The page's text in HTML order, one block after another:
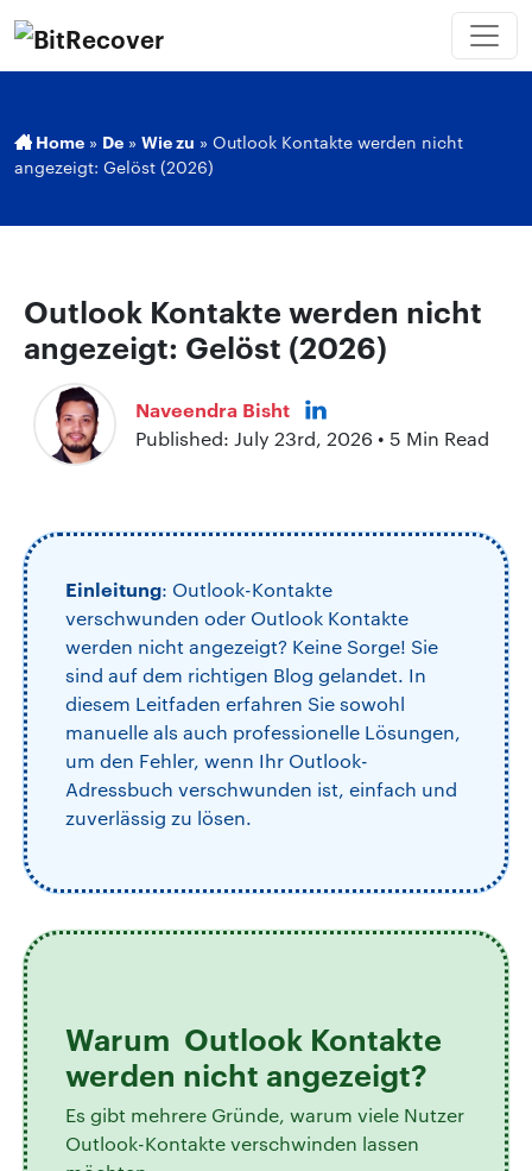
Home » De » Wie zu » Outlook Kontakte werden nicht
angezeigt: Gelöst (2026)
Outlook Kontakte werden nicht
angezeigt: Gelöst (2026)
Naveendra Bisht
Published: July 23rd, 2026 • 5 Min Read
Einleitung: Outlook-Kontakte
verschwunden oder Outlook Kontakte
werden nicht angezeigt? Keine Sorge! Sie
sind auf dem richtigen Blog gelandet. In
diesem Leitfaden erfahren Sie sowohl
manuelle als auch professionelle Lösungen,
um den Fehler, wenn Ihr Outlook-
Adressbuch verschwunden ist, einfach und
zuverlässig zu lösen.
Warum Outlook Kontakte
werden nicht angezeigt?
Es gibt mehrere Gründe, warum viele Nutzer
Outlook-Kontakte verschwinden lassen